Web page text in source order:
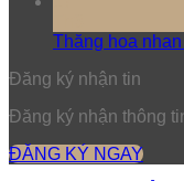
Thăng hoa
Đăng ký nhận tin
Đăng ký nhận thông
ĐĂNG KÝ NGAY